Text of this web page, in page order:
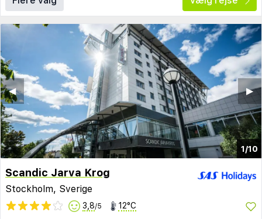
1/10
▶︎
◀︎
Scandic Jarva Krog
Stockholm, Sverige
3,8/5 12°C